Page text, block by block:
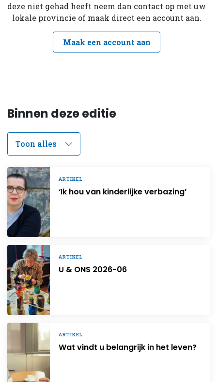
deze niet gehad heeft neem dan contact op met uw
lokale provincie of maak direct een account aan.
Maak een account aan
Binnen deze editie
ARTIKEL
‘Ik hou van kinderlijke verbazing’
ARTIKEL
U & ONS 2026-06
ARTIKEL
Wat vindt u belangrijk in het leven?